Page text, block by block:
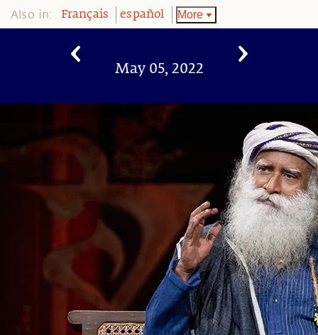
Also in: Français español More
May 05, 2022